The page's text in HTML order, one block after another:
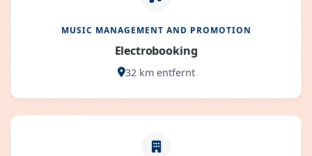
MUSIC MANAGEMENT AND PROMOTION
Electrobooking
32 km entfernt